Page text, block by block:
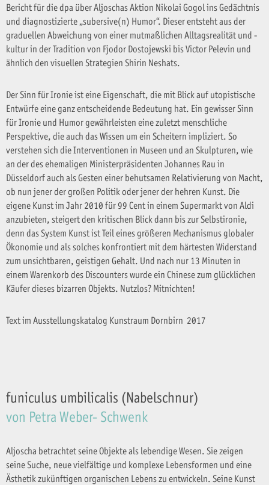
Bericht für die dpa über Aljoschas Aktion Nikolai Gogol ins Gedächtnis
und diagnostizierte „subersive(n) Humor“. Dieser entsteht aus der
graduellen Abweichung von einer mutmaßlichen Alltagsrealität und -
kultur in der Tradition von Fjodor Dostojewski bis Victor Pelevin und
ähnlich den visuellen Strategien Shirin Neshats.
Der Sinn für Ironie ist eine Eigenschaft, die mit Blick auf utopistische
Entwürfe eine ganz entscheidende Bedeutung hat. Ein gewisser Sinn
für Ironie und Humor gewährleisten eine zuletzt menschliche
Perspektive, die auch das Wissen um ein Scheitern impliziert. So
verstehen sich die Interventionen in Museen und an Skulpturen, wie
an der des ehemaligen Ministerpräsidenten Johannes Rau in
Düsseldorf auch als Gesten einer behutsamen Relativierung von Macht,
ob nun jener der großen Politik oder jener der hehren Kunst. Die
eigene Kunst im Jahr 2010 für 99 Cent in einem Supermarkt von Aldi
anzubieten, steigert den kritischen Blick dann bis zur Selbstironie,
denn das System Kunst ist Teil eines größeren Mechanismus globaler
Ökonomie und als solches konfrontiert mit dem härtesten Widerstand
zum unsichtbaren, geistigen Gehalt. Und nach nur 13 Minuten in
einem Warenkorb des Discounters wurde ein Chinese zum glücklichen
Käufer dieses bizarren Objekts. Nutzlos? Mitnichten!
Text im Ausstellungskatalog Kunstraum Dornbirn 2017
funiculus umbilicalis (Nabelschnur)
von Petra Weber- Schwenk
Aljoscha betrachtet seine Objekte als lebendige Wesen. Sie zeigen
seine Suche, neue vielfältige und komplexe Lebensformen und eine
Ästhetik zukünftigen organischen Lebens zu entwickeln. Seine Kunst